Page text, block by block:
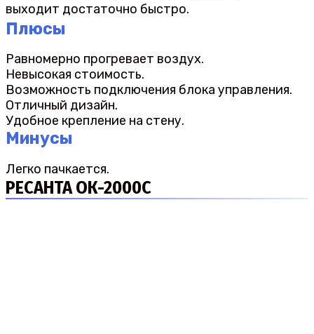
выходит достаточно быстро.
Плюсы
Равномерно прогревает воздух.
Невысокая стоимость.
Возможность подключения блока управления.
Отличный дизайн.
Удобное крепление на стену.
Минусы
Легко пачкается.
РЕСАНТА ОК-2000С